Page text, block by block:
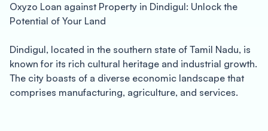
Oxyzo Loan against Property in Dindigul: Unlock the
Potential of Your Land
Dindigul, located in the southern state of Tamil Nadu, is
known for its rich cultural heritage and industrial growth.
The city boasts of a diverse economic landscape that
comprises manufacturing, agriculture, and services.